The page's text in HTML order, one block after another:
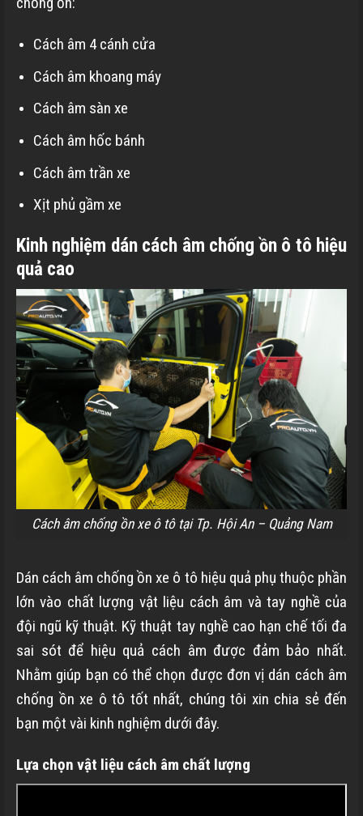
Cách âm 4 cánh cửa
Cách âm khoang máy
Cách âm sàn xe
Cách âm hốc bánh
Cách âm trần xe
Xịt phủ gầm xe
Kinh nghiệm dán cách âm chống ồn ô tô hiệu
quả cao
Cách âm chống ồn xe ô tô tại Tp. Hội An – Quảng Nam
Dán cách âm chống ồn xe ô tô hiệu quả phụ thuộc phần
lớn vào chất lượng vật liệu cách âm và tay nghề của
đội ngũ kỹ thuật. Kỹ thuật tay nghề cao hạn chế tối đa
sai sót để hiệu quả cách âm được đảm bảo nhất.
Nhằm giúp bạn có thể chọn được đơn vị dán cách âm
chống ồn xe ô tô tốt nhất, chúng tôi xin chia sẻ đến
bạn một vài kinh nghiệm dưới đây.
Lựa chọn vật liệu cách âm chất lượng